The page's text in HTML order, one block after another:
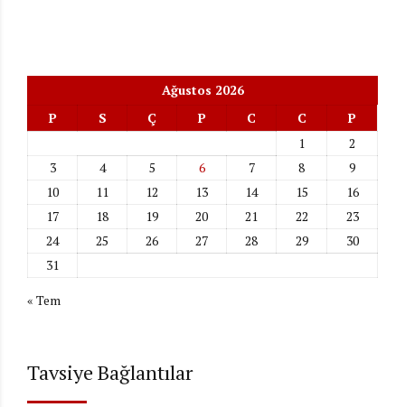
Ağustos 2026
P
S Ç P C C
P
1
2
3
4 5 6 7 8
9
10
11 12 13 14 15
16
17
18 19 20 21 22
23
24
25 26 27 28 29
30
31
« Tem
Tavsiye Bağlantılar